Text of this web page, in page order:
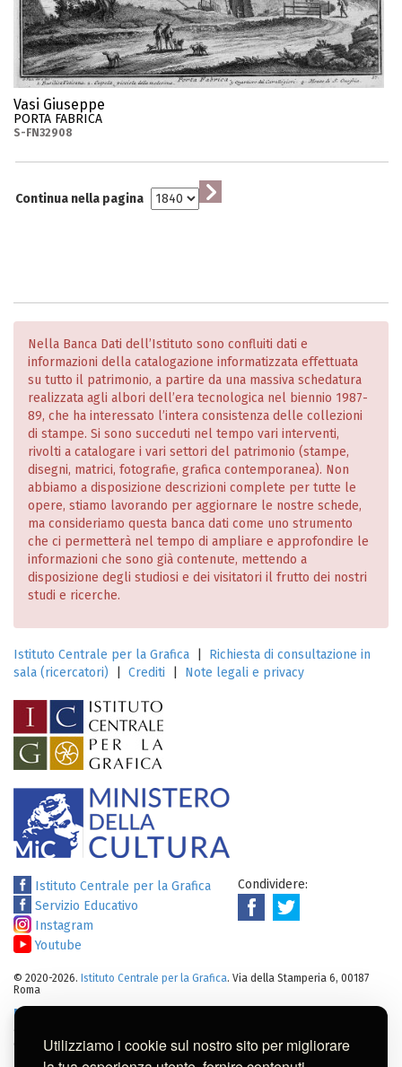
Utilizziamo i cookie sul nostro sito per migliorare
Vasi Giuseppe
PORTA FABRICA
S-FN32908
Continua nella pagina
Nella Banca Dati dell’Istituto sono confluiti dati e
informazioni della catalogazione informatizzata effettuata
su tutto il patrimonio, a partire da una massiva schedatura
realizzata agli albori dell’era tecnologica nel biennio 1987-
89, che ha interessato l’intera consistenza delle collezioni
di stampe. Si sono succeduti nel tempo vari interventi,
rivolti a catalogare i vari settori del patrimonio (stampe,
disegni, matrici, fotografie, grafica contemporanea). Non
abbiamo a disposizione descrizioni complete per tutte le
opere, stiamo lavorando per aggiornare le nostre schede,
ma consideriamo questa banca dati come uno strumento
che ci permetterà nel tempo di ampliare e approfondire le
informazioni che sono già contenute, mettendo a
disposizione degli studiosi e dei visitatori il frutto dei nostri
studi e ricerche.
Istituto Centrale per la Grafica
Richiesta di consultazione in
sala (ricercatori)
Crediti Note legali e privacy
Istituto Centrale per la Grafica
Servizio Educativo
Instagram
Youtube
Condividere:
© 2020-2026. Istituto Centrale per la Grafica. Via della Stamperia 6, 00187
Roma
Note legali
altro materiale pubblicato su questo sito sono soggetti alle leggi sul
diritto di autore.
Per usi commerciali dei contenuti contattare l'Istituto: